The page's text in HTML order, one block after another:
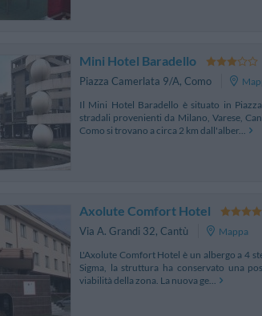
Mini Hotel Baradello
Piazza Camerlata 9/A, Como
Il Mini Hotel Baradello è situato in
stradali provenienti da Milano, Varese,
Como si trovano a circa 2 km dall'alber...
Axolute Comfort Hotel
Via A. Grandi 32, Cantù
Mappa
L'Axolute Comfort Hotel è un albergo a 4
Sigma, la struttura ha conservato una
viabilità della zona. La nuova ge...